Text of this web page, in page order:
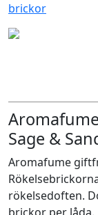
brickor
Sage &
Aromafume
rökelsedoften.